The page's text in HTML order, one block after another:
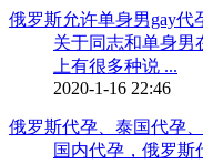
俄罗斯允许单身男gay
关于同志和单身男
上有很多种说 ...
2020-1-16 22:46
俄罗斯代孕、泰国代孕
国内代孕，俄罗斯